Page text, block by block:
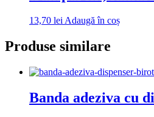
13,70 lei Adaugă în coș
Produse similare
Banda adeziva cu